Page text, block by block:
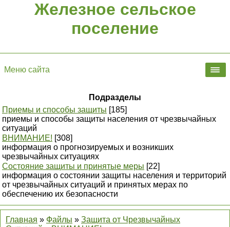
Железное сельское
поселение
Меню сайта
Подразделы
Приемы и способы защиты [185]
приемы и способы защиты населения от чрезвычайных
ситуаций
ВНИМАНИЕ! [308]
информация о прогнозируемых и возникших
чрезвычайных ситуациях
Состояние защиты и принятые меры [22]
информация о состоянии защиты населения и территорий
от чрезвычайных ситуаций и принятых мерах по
обеспечению их безопасности
Главная » Файлы » Защита от Чрезвычайных